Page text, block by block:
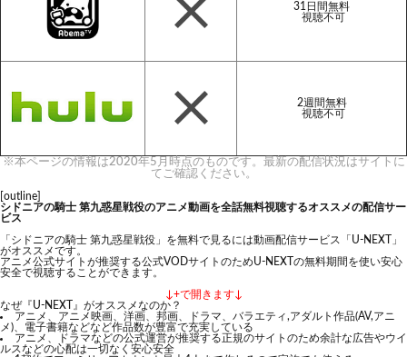
31日間無料
視聴不可
2週間無料
視聴不可
※本ページの情報は2020年5月時点のものです。最新の配信状況はサイトに
てご確認ください。
[outline]
シドニアの騎士 第九惑星戦役のアニメ動画を全話無料視聴するオススメの配信サー
ビス
「シドニアの騎士 第九惑星戦役」を無料で見るには動画配信サービス「U-NEXT」
がオススメです。
アニメ公式サイトが推奨する公式VODサイトのためU-NEXTの無料期間を使い安心
安全で視聴することができます。
↓+で開きます↓
なぜ『U-NEXT』がオススメなのか？
アニメ、アニメ映画、洋画、邦画、ドラマ、バラエティ,アダルト作品(AV,アニ
メ)、電子書籍などなど作品数が豊富で充実している
アニメ、ドラマなどの公式運営が推奨する正規のサイトのため余計な広告やウイ
ルスなどの心配は一切なく安心安全